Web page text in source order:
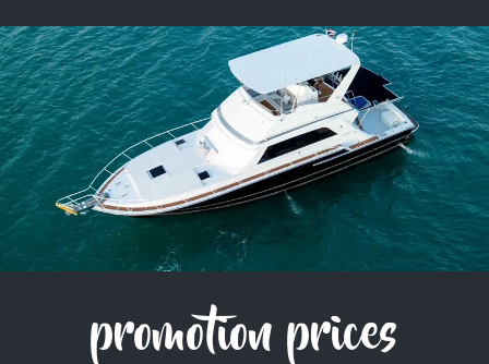
promotion prices